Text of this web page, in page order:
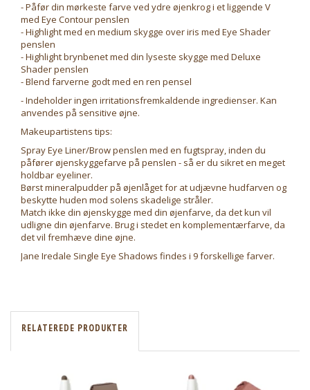
- Påfør din mørkeste farve ved ydre øjenkrog i et liggende V
med Eye Contour penslen
- Highlight med en medium skygge over iris med Eye Shader
penslen
- Highlight brynbenet med din lyseste skygge med Deluxe
Shader penslen
- Blend farverne godt med en ren pensel
- Indeholder ingen irritationsfremkaldende ingredienser. Kan
anvendes på sensitive øjne.
Makeupartistens tips:
Spray Eye Liner/Brow penslen med en fugtspray, inden du
påfører øjenskyggefarve på penslen - så er du sikret en meget
holdbar eyeliner.
Børst mineralpudder på øjenlåget for at udjævne hudfarven og
beskytte huden mod solens skadelige stråler.
Match ikke din øjenskygge med din øjenfarve, da det kun vil
udligne din øjenfarve. Brug i stedet en komplementærfarve, da
det vil fremhæve dine øjne.
Jane Iredale Single Eye Shadows findes i 9 forskellige farver.
RELATEREDE PRODUKTER